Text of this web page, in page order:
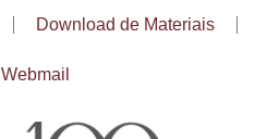
Download de Materiais
Webmail